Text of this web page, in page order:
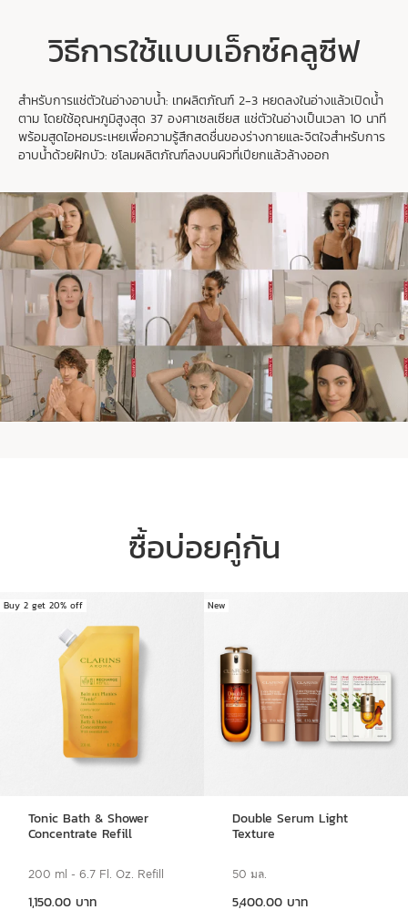
1 2 3
ช่วงเวลาไหนที่คุณชอบใช้ดูแลตัวเอง?
ทุกเช้าตรู่
ในตอนเย็น
อ่านรายละเอียดผลิตภัณฑ์คลาแรง
ส์กลุ่ม
Aroma เพิ่มเติม
วิธีการใช้แบบเอ็กซ์คลูซีฟ
สำหรับการแช่ตัวในอ่างอาบน้ำ: เทผลิตภัณฑ์ 2-3 หยดลงในอ่างแล้วเปิดน้ำ
ตาม โดยใช้อุณหภูมิสูงสุด 37 องศาเซลเซียส แช่ตัวในอ่างเป็นเวลา 10 นาที
พร้อมสูดไอหอมระเหยเพื่อความรู้สึกสดชื่นของร่างกายและจิตใจสำหรับการ
อาบน้ำด้วยฝักบัว: ชโลมผลิตภัณฑ์ลงบนผิวที่เปียกแล้วล้างออก
ซื้อบ่อยคู่กัน
Buy 2 get 20% off
Tonic Bath & Shower
Concentrate Refill
200 ml - 6.7 Fl. Oz. Refill
1,150.00 บาท
New
Double Serum Light
Texture
50 มล.
5,400.00 บาท